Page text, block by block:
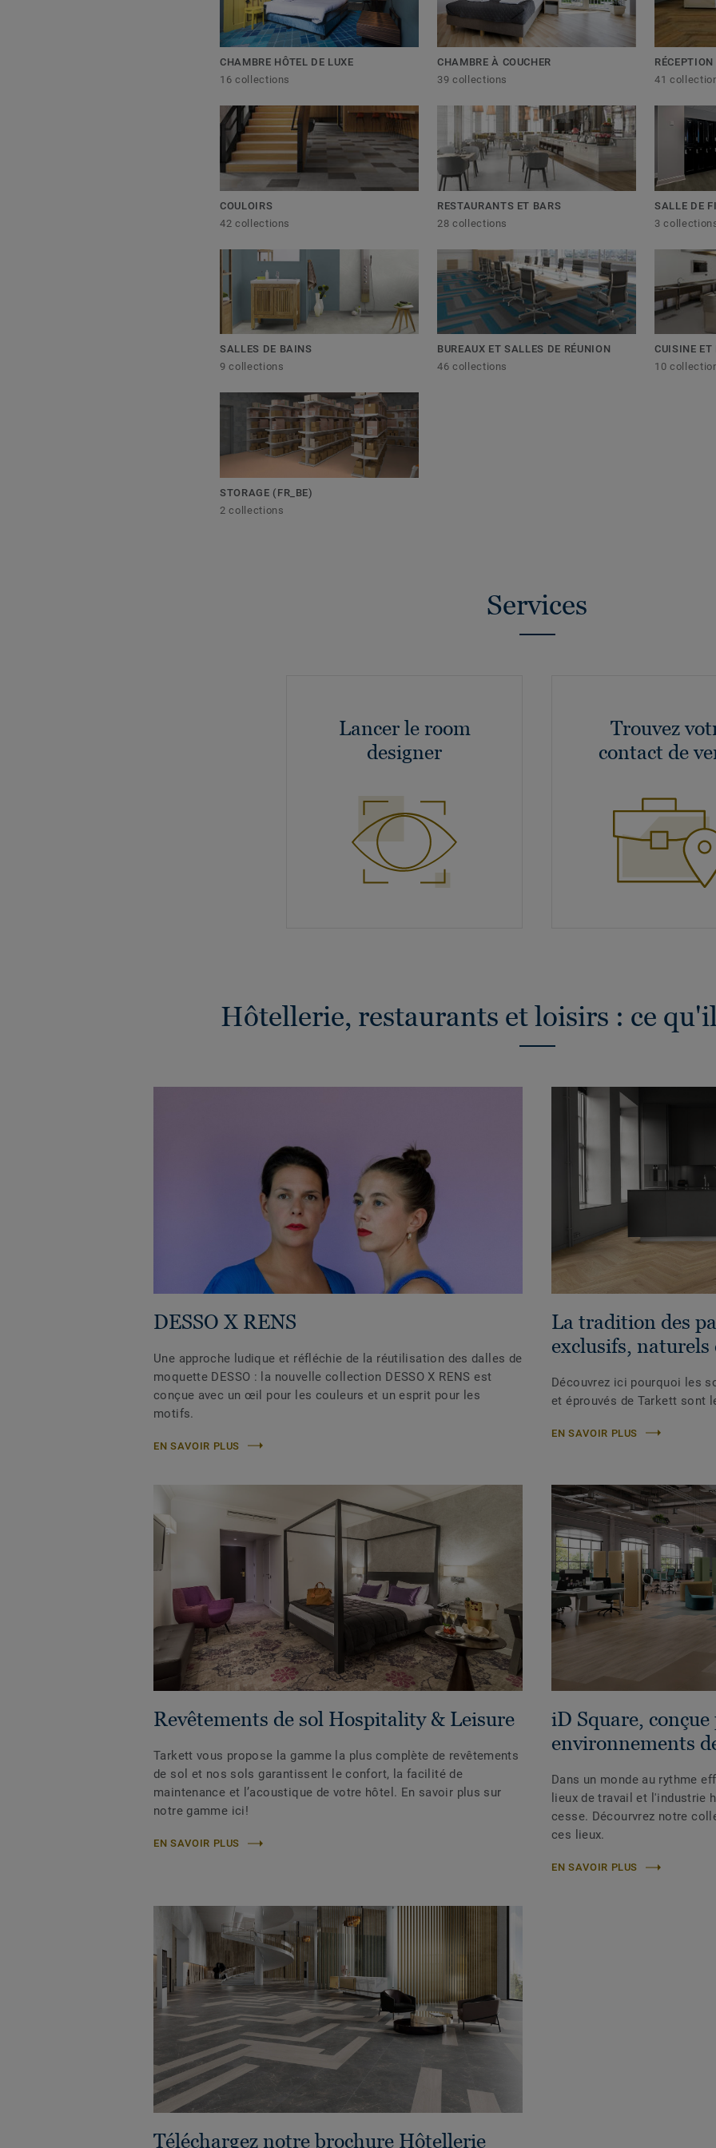
CHAMBRE HÔTEL DE LUXE
16 collections
CHAMBRE À COUCHER
39 collections
41
COULOIRS
42 collections
RESTAURANTS ET BARS
28 collections
SALLE DE
3
SALLES DE BAINS
9 collections
BUREAUX ET SALLES DE RÉUNION
46 collections
CUISINE ET
10
STORAGE (FR_BE)
2 collections
Services
Lancer le room
designer
Trouvez
contact de
Hôtellerie, restaurants et loisirs : ce
DESSO X RENS
Une approche ludique et réfléchie de la réutilisation des dalles de
moquette DESSO : la nouvelle collection DESSO X RENS est
conçue avec un œil pour les couleurs et un esprit pour les
motifs.
EN SAVOIR PLUS
La tradition des
exclusifs, naturels
Découvrez ici pourquoi les
et éprouvés de Tarkett sont
EN SAVOIR PLUS
Revêtements de sol Hospitality & Leisure
Tarkett vous propose la gamme la plus complète de revêtements
de sol et nos sols garantissent le confort, la facilité de
maintenance et l’acoustique de votre hôtel. En savoir plus sur
notre gamme ici!
EN SAVOIR PLUS
iD Square, conçue
environnements
Dans un monde au rythme
lieux de travail et l'industrie
cesse. Décourvrez notre
ces lieux.
EN SAVOIR PLUS
Téléchargez notre brochure Hôtellerie